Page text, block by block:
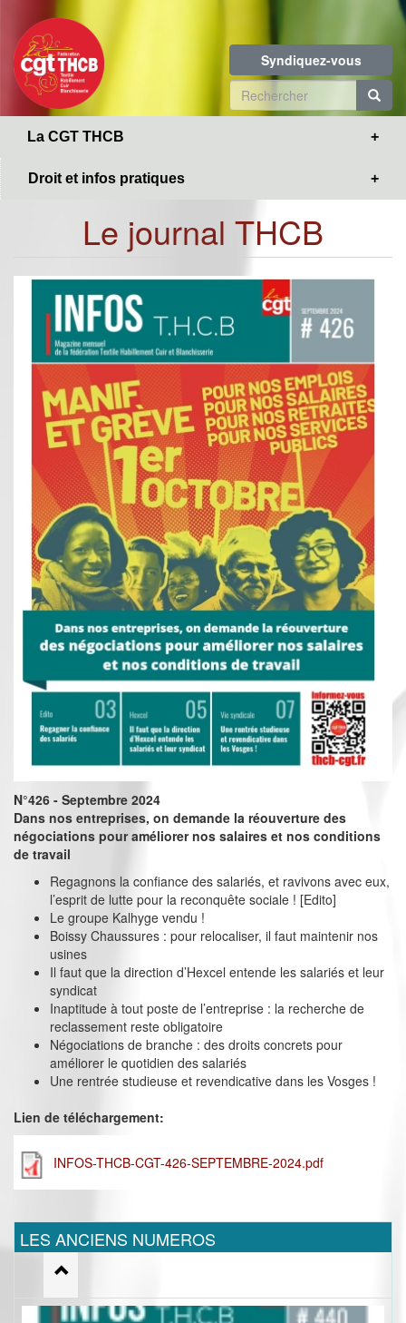
contenu
principal
Syndiquez-vous
Formulaire
de
La CGT THCB
Droit et infos pratiques
Le journal THCB
N°426 - Septembre 2024
Dans nos entreprises, on demande la réouverture des
négociations pour améliorer nos salaires et nos conditions
de travail
Regagnons la confiance des salariés, et ravivons avec eux,
l’esprit de lutte pour la reconquête sociale ! [Edito]
Le groupe Kalhyge vendu !
Boissy Chaussures : pour relocaliser, il faut maintenir nos
usines
Il faut que la direction d’Hexcel entende les salariés et leur
syndicat
Inaptitude à tout poste de l’entreprise : la recherche de
reclassement reste obligatoire
Négociations de branche : des droits concrets pour
améliorer le quotidien des salariés
Une rentrée studieuse et revendicative dans les Vosges !
Lien de téléchargement:
INFOS-THCB-CGT-426-SEPTEMBRE-2024.pdf
LES ANCIENS NUMEROS